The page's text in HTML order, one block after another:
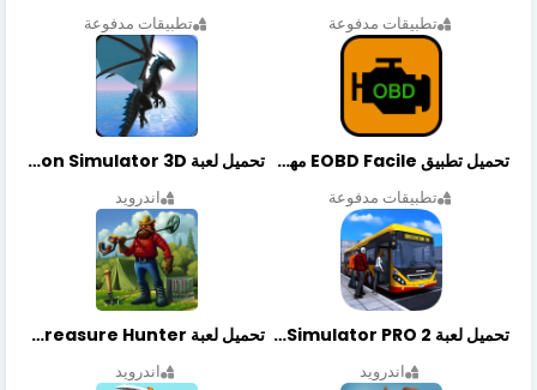
تطبيقات مدفوعة تطبيقات مدفوعة
تحميل تطبيق EOBD Facile مهكر أخر إصدار
تطبيقات مدفوعة
تحميل لعبة Dragon Simulator 3D مهكرة أخر إصدار
اندرويد
تحميل لعبة Bus Simulator PRO 2 مهكرة أخر إصدار
اندرويد
تحميل لعبة Treasure Hunter مهكرة أخر إصدار
اندرويد